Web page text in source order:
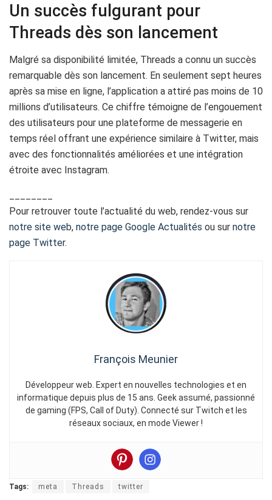
Un succès fulgurant pour
Threads dès son lancement
Malgré sa disponibilité limitée, Threads a connu un succès
remarquable dès son lancement. En seulement sept heures
après sa mise en ligne, l’application a attiré pas moins de 10
millions d’utilisateurs. Ce chiffre témoigne de l’engouement
des utilisateurs pour une plateforme de messagerie en
temps réel offrant une expérience similaire à Twitter, mais
avec des fonctionnalités améliorées et une intégration
étroite avec Instagram.
Pour retrouver toute l’actualité du web, rendez-vous sur
notre site web, notre page Google Actualités ou sur notre
page Twitter.
François Meunier
Développeur web. Expert en nouvelles technologies et en
informatique depuis plus de 15 ans. Geek assumé, passionné
de gaming (FPS, Call of Duty). Connecté sur Twitch et les
réseaux sociaux, en mode Viewer !
Tags: meta Threads twitter